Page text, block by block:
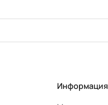
Информация